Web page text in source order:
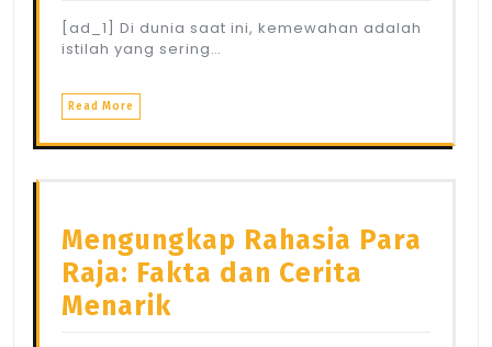
[ad_1] Di dunia saat ini, kemewahan adalah
istilah yang sering…
Read More
Mengungkap Rahasia Para
Raja: Fakta dan Cerita
Menarik